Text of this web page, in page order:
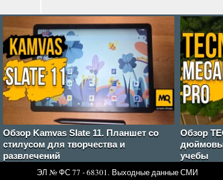
Обзор Kamvas Slate 11. Планшет со
стилусом для творчества и
развлечений
Обзор
учебы
ЭЛ № ФС 77 - 68301. Выходные данные СМИ